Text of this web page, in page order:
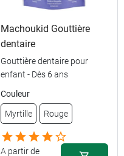
Machoukid Gouttière
dentaire
Gouttière dentaire pour
enfant - Dès 6 ans
Couleur
Myrtille Rouge
A partir de